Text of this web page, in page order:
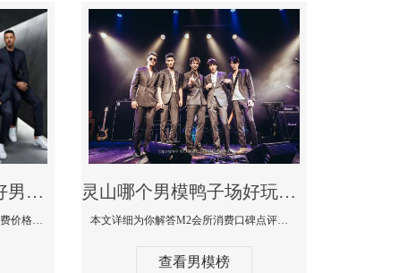
灵山最大有名生意最好男模少爷场KTV体验-嫚城国际KTV消费价格点评
本文详细为你解答嫚城国际KTV消费价格口碑点评，更多关于最大有名生意最好男模少爷场KTV体验免费咨询150 99997335微信同步！
灵山哪个男模鸭子场好玩陪酒服务好-M2会所KTV消费口碑点评
本文详细为你解答M2会所消费口碑点评，更多关于哪个男模鸭子场好玩陪酒服务好免费咨询150 99997335微信同步！
查看男模榜